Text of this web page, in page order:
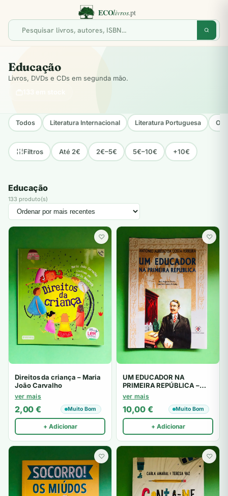
Educação
Livros, DVDs e CDs em segunda mão.
Todos Literatura Internacional Literatura Portuguesa
Filtros Até 2€ 2€–5€ 5€–10€ +10€
Educação
133 produto(s)
♡
Direitos da criança – Maria
João Carvalho
ver mais
2,00 € Muito Bom
+ Adicionar
♡
UM EDUCADOR NA
PRIMEIRA REPÚBLICA –
José Augusto Pereira,
António Gomes Ferreira
ver mais
10,00 € Muito Bom
+ Adicionar
♡ ♡